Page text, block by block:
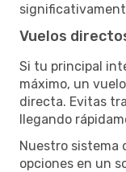
Vuelos
Si tu principal
máximo, un
directa. Evitas
llegando
Nuestro sistema
opciones en un